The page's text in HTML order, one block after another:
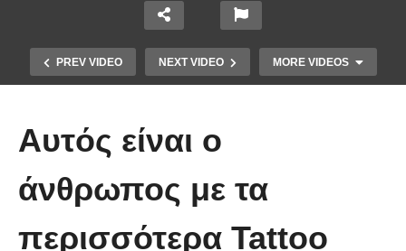
PREV VIDEO NEXT VIDEO MORE VIDEOS
Αυτός είναι ο
άνθρωπος με τα
περισσότερα Tattoo